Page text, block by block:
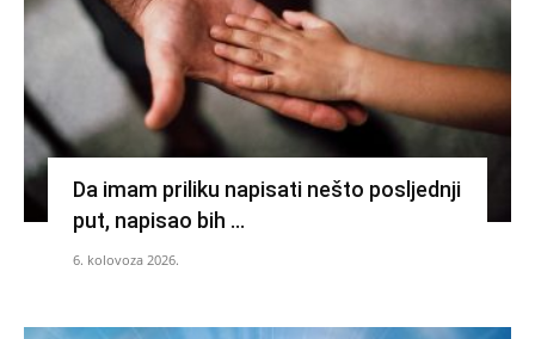
Da imam priliku napisati nešto posljednji
put, napisao bih …
6. kolovoza 2026.